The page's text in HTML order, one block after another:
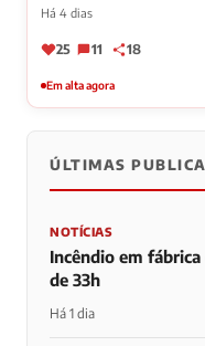
Há 4 dias
25 11 18
Em alta agora
ÚLTIMAS
NOTÍCIAS
Incêndio em
de 33h
Há 1 dia